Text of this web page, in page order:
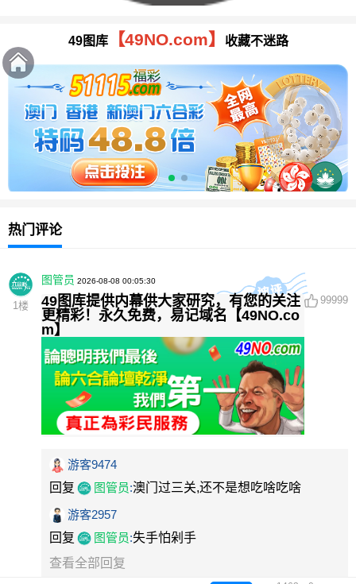
49图库【49NO.com】 收藏不迷路
热门评论
1 楼
图管员 2026-08-08 00:05:30
49图库提供内幕供大家研究，有您的关注
更精彩！永久免费，易记域名【49NO.co
m】
99999
游客9474
回复
图管员:澳门过三关,还不是想吃啥吃啥
游客2957
回复
图管员:失手怕剁手
查看全部回复